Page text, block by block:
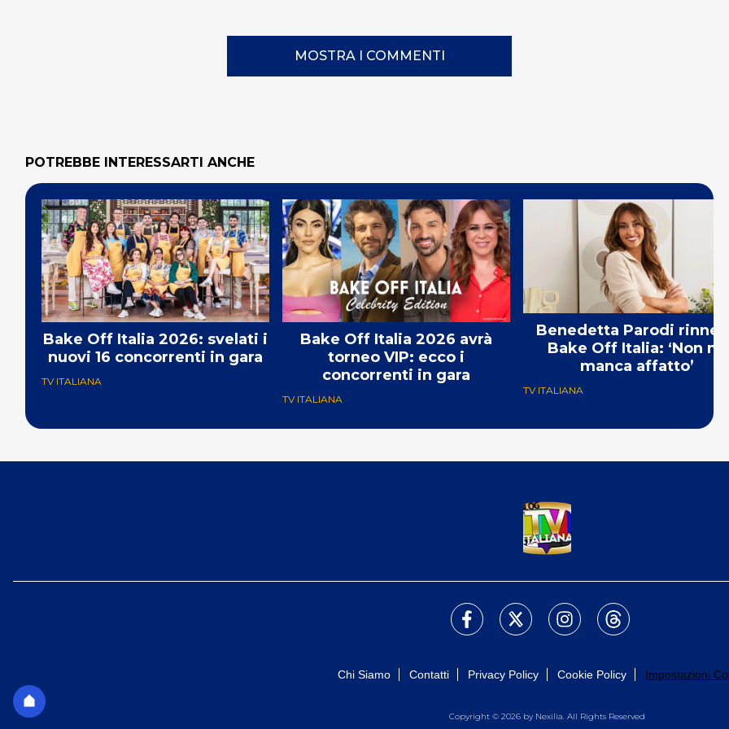
MOSTRA I COMMENTI
POTREBBE INTERESSARTI ANCHE
Bake Off Italia 2026: svelati i
nuovi 16 concorrenti in gara
TV ITALIANA
Bake Off Italia 2026 avrà
torneo VIP: ecco i
concorrenti in gara
TV ITALIANA
Benedetta Parodi rinnega
Bake Off Italia: ‘Non mi
manca affatto’
TV ITALIANA
Chi Siamo Contatti Privacy Policy Cookie Policy Impostazioni
Copyright © 2026 by Nexilia. All Rights Reserved